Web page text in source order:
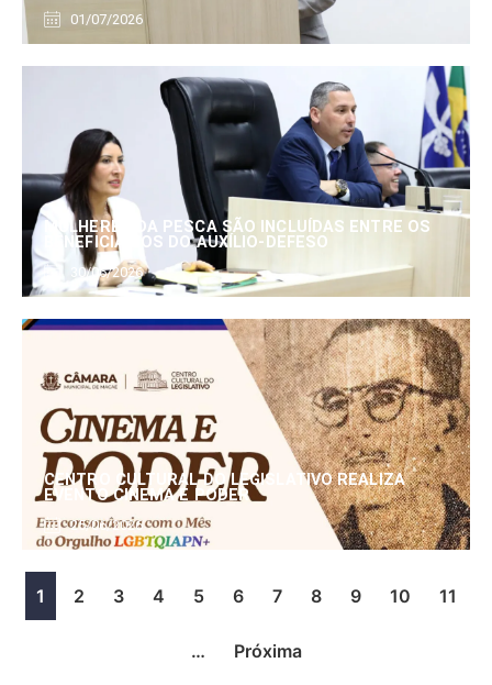
01/07/2026
MULHERES DA PESCA SÃO INCLUÍDAS ENTRE OS
BENEFICIÁRIOS DO AUXÍLIO-DEFESO
30/06/2026
CENTRO CULTURAL DO LEGISLATIVO REALIZA
EVENTO CINEMA E PODER
25/06/2026
1 2 3 4 5 6 7 8 9 10 11
… Próxima